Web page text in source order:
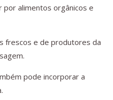
alimentos orgânicos e
frescos e de produtores da
pode incorporar a